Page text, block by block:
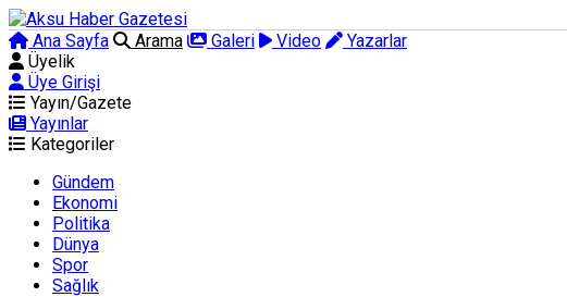
Ana Sayfa Arama Galeri Video
Yazarlar
Üyelik
Üye Girişi
Yayın/Gazete
Yayınlar
Kategoriler
Gündem
Ekonomi
Politika
Dünya
Spor
Sağlık